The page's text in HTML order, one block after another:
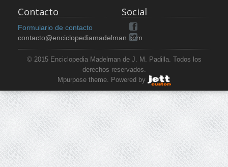
Contacto
Formulario de contacto
contacto@enciclopediamadelman.com
Social
© 2015 Enciclopedia Madelman de J. M. Padilla. Todos los
derechos reservados.
Mpurpose theme. Powered by